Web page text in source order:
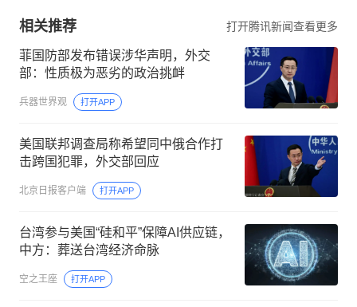
相关推荐 打开腾讯新闻查看更多
菲国防部发布错误涉华声明，外交
部：性质极为恶劣的政治挑衅
兵器世界观 打开APP
美国联邦调查局称希望同中俄合作打
击跨国犯罪，外交部回应
北京日报客户端 打开APP
台湾参与美国“硅和平”保障AI供应链，
中方：葬送台湾经济命脉
空之王座 打开APP